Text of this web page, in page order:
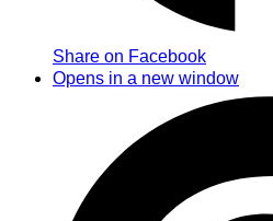
Share on Facebook
Opens in a new window